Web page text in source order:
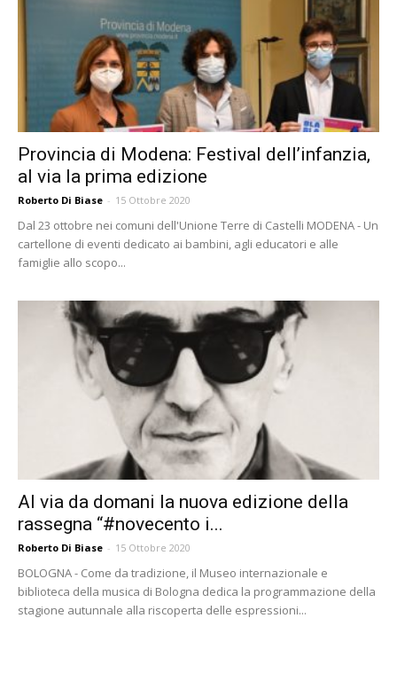
Provincia di Modena: Festival dell’infanzia,
al via la prima edizione
Roberto Di Biase - 15 Ottobre 2020
Dal 23 ottobre nei comuni dell'Unione Terre di Castelli MODENA - Un
cartellone di eventi dedicato ai bambini, agli educatori e alle
famiglie allo scopo...
Al via da domani la nuova edizione della
rassegna “#novecento i...
Roberto Di Biase - 15 Ottobre 2020
BOLOGNA - Come da tradizione, il Museo internazionale e
biblioteca della musica di Bologna dedica la programmazione della
stagione autunnale alla riscoperta delle espressioni...